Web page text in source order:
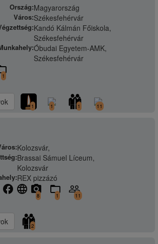
Ország:Magyarország
Város:Székesfehérvár
Kandó Kálmán Főiskola,
Székesfehérvár
Óbudai Egyetem-AMK,
Székesfehérvár
1
1 1 1 11
Kolozsvár,
Brassai Sámuel Líceum,
Kolozsvár
REX pizzázó
facebook language camera_alt
8
folder_open
1
people_outline
11
2